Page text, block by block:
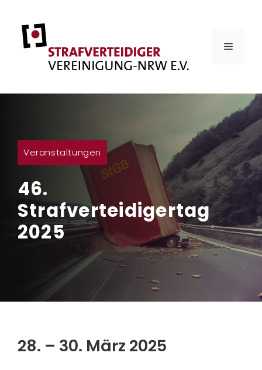
Inhalt
springen
MENÜ
Veranstaltungen
46.
Strafverteidigertag
2025
28. – 30. März 2025